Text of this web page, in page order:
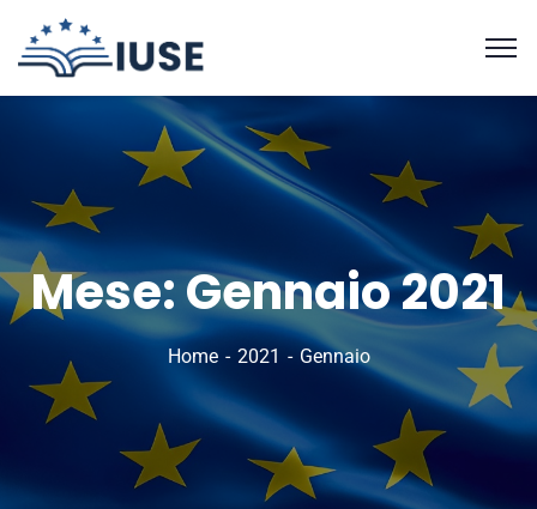
Mese:Gennaio 2021
Home 2021 Gennaio